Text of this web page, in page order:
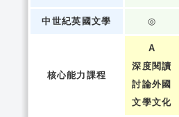
中世紀英國文學 ◎
核心能力課程
A
深度閱讀
討論外國
文學文化